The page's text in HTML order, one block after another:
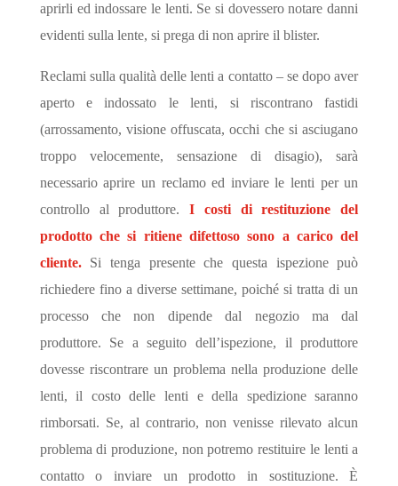
aprirli ed indossare le lenti. Se si dovessero notare danni
evidenti sulla lente, si prega di non aprire il blister.
Reclami sulla qualità delle lenti a contatto – se dopo aver
aperto e indossato le lenti, si riscontrano fastidi
(arrossamento, visione offuscata, occhi che si asciugano
troppo velocemente, sensazione di disagio), sarà
necessario aprire un reclamo ed inviare le lenti per un
controllo al produttore.I costi di restituzione del
prodotto che si ritiene difettoso sono a carico del
cliente.Si tenga presente che questa ispezione può
richiedere fino a diverse settimane, poiché si tratta di un
processo che non dipende dal negozio ma dal
produttore. Se a seguito dell’ispezione, il produttore
dovesse riscontrare un problema nella produzione delle
lenti, il costo delle lenti e della spedizione saranno
rimborsati. Se, al contrario, non venisse rilevato alcun
problema di produzione, non potremo restituire le lenti a
contatto o inviare un prodotto in sostituzione. È